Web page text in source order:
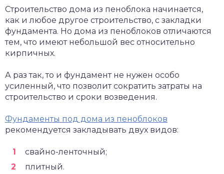
Строительство дома из пеноблока начинается,
как и любое другое строительство, с закладки
фундамента. Но дома из пеноблоков отличаются
тем, что имеют небольшой вес относительно
кирпичных.
А раз так, то и фундамент не нужен особо
усиленный, что позволит сократить затраты на
строительство и сроки возведения.
Фундаменты под дома из пеноблоков
рекомендуется закладывать двух видов:
свайно-ленточный;
плитный.